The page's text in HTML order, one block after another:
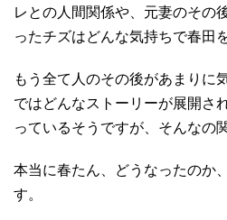
レとの人間関係や、元妻のその
ったチズはどんな気持ちで春田
もう全て人のその後があまりに
ではどんなストーリーが展開さ
っているそうですが、そんなの
本当に春たん、どうなったのか
す。